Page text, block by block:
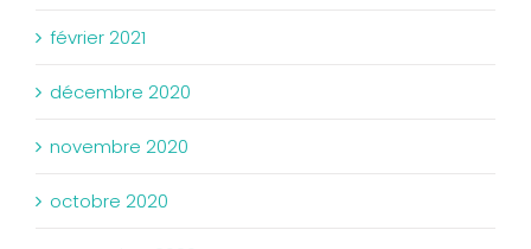
février 2021
décembre 2020
novembre 2020
octobre 2020